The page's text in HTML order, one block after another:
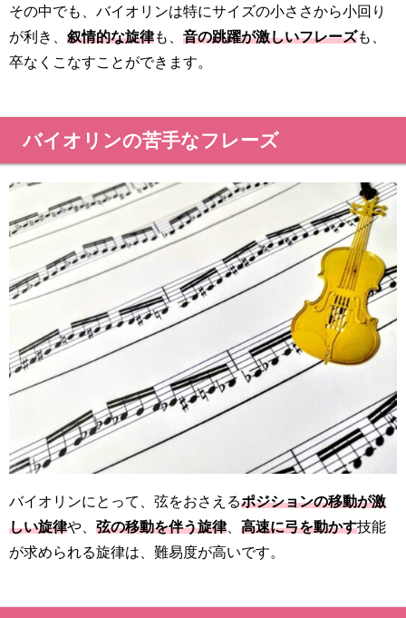
その中でも、バイオリンは特にサイズの小ささから小回り
が利き、 叙情的な旋律も、 音の跳躍が激しいフレーズも、
卒なくこなすことができます。
バイオリンの苦手なフレーズ
バイオリンにとって、弦をおさえるポジションの移動が激
しい旋律や、 弦の移動を伴う旋律、 高速に弓を動かす技能
が求められる旋律は、難易度が高いです。